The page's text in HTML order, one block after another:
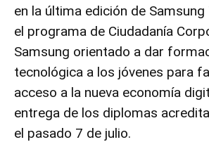
en la última edición de
el programa de Ciudadanía
Samsung orientado a dar
tecnológica a los jóvenes para
acceso a la nueva economía
entrega de los diplomas
el pasado 7 de julio.